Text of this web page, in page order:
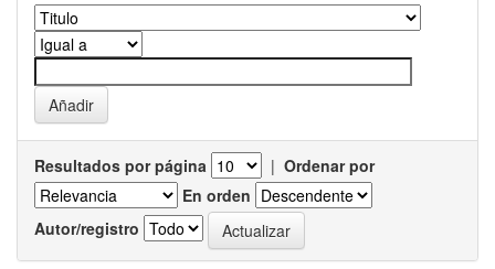
Resultados por página | Ordenar por
En orden
Autor/registro